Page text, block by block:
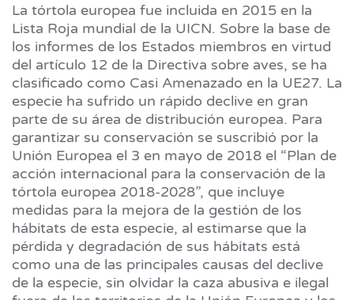
La tórtola europea fue incluida en 2015 en la
Lista Roja mundial de la UICN. Sobre la base de
los informes de los Estados miembros en virtud
del artículo 12 de la Directiva sobre aves, se ha
clasificado como Casi Amenazado en la UE27. La
especie ha sufrido un rápido declive en gran
parte de su área de distribución europea. Para
garantizar su conservación se suscribió por la
Unión Europea el 3 en mayo de 2018 el “Plan de
acción internacional para la conservación de la
tórtola europea 2018-2028”, que incluye
medidas para la mejora de la gestión de los
hábitats de esta especie, al estimarse que la
pérdida y degradación de sus hábitats está
como una de las principales causas del declive
de la especie, sin olvidar la caza abusiva e ilegal